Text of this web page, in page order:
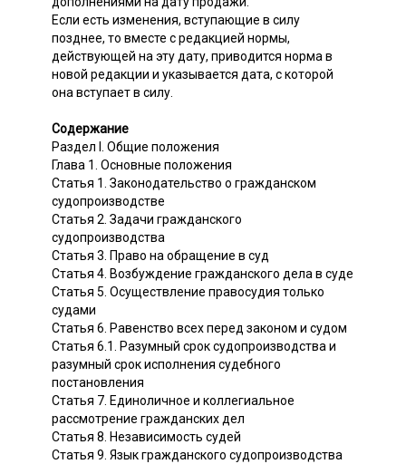
Если есть изменения, вступающие в силу
позднее, то вместе с редакцией нормы,
действующей на эту дату, приводится норма в
новой редакции и указывается дата, с которой
она вступает в силу.
Содержание
Раздел I. Общие положения
Глава 1. Основные положения
Статья 1. Законодательство о гражданском
судопроизводстве
Статья 2. Задачи гражданского
судопроизводства
Статья 3. Право на обращение в суд
Статья 4. Возбуждение гражданского дела в суде
Статья 5. Осуществление правосудия только
судами
Статья 6. Равенство всех перед законом и судом
Статья 6.1. Разумный срок судопроизводства и
разумный срок исполнения судебного
постановления
Статья 7. Единоличное и коллегиальное
рассмотрение гражданских дел
Статья 8. Независимость судей
Статья 9. Язык гражданского судопроизводства